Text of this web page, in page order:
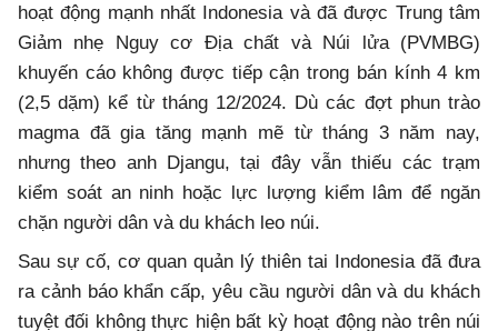
hoạt động mạnh nhất Indonesia và đã được Trung tâm
Giảm nhẹ Nguy cơ Địa chất và Núi lửa (PVMBG)
khuyến cáo không được tiếp cận trong bán kính 4 km
(2,5 dặm) kể từ tháng 12/2024. Dù các đợt phun trào
magma đã gia tăng mạnh mẽ từ tháng 3 năm nay,
nhưng theo anh Djangu, tại đây vẫn thiếu các trạm
kiểm soát an ninh hoặc lực lượng kiểm lâm để ngăn
chặn người dân và du khách leo núi.
Sau sự cố, cơ quan quản lý thiên tai Indonesia đã đưa
ra cảnh báo khẩn cấp, yêu cầu người dân và du khách
tuyệt đối không thực hiện bất kỳ hoạt động nào trên núi